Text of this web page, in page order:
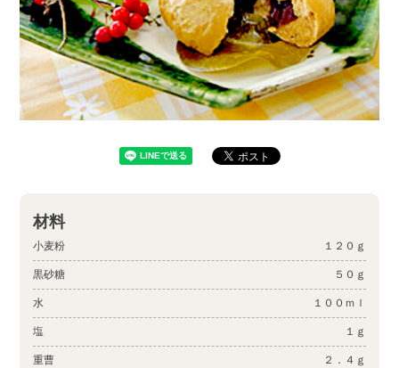
材料
小麦粉 １２０ｇ
黒砂糖 ５０ｇ
水 １００ｍｌ
塩 １ｇ
重曹 ２．４ｇ